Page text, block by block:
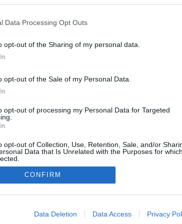
Data Processing Opt Outs
opt-out of the Sharing of my personal data.
opt-out of the Sale of my Personal Data.
opt-out of processing my Personal Data for Targeted
opt-out of Collection, Use, Retention, Sale, and/or
Data that Is Unrelated with the Purposes for
allow Google to enable storage related to advertising
CONFIRM
Data Deletion Data Access Privacy
NÉPI